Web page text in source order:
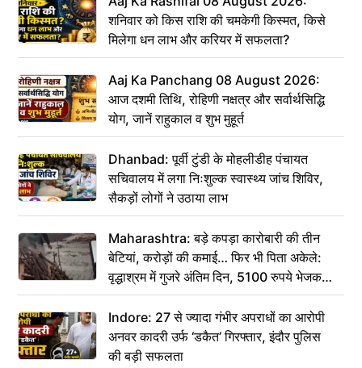
शनिवार को किस राशि की चमकेगी किस्मत, किसे
मिलेगा धन लाभ और करियर में सफलता?
Aaj Ka Panchang 08 August 2026:
आज दशमी तिथि, रोहिणी नक्षत्र और सर्वार्थसिद्धि
योग, जानें राहुकाल व शुभ मुहूर्त
Dhanbad: पूर्वी टुंडी के मोहलीडीह पंचायत
सचिवालय में लगा निःशुल्क स्वास्थ्य जांच शिविर,
सैकड़ों लोगों ने उठाया लाभ
Maharashtra: बड़े कपड़ा कारोबारी की तीन
बेटियां, करोड़ों की कमाई… फिर भी पिता अकेले:
वृद्धाश्रम में गुजरे अंतिम दिन, 5100 रुपये भेजकर
कहा– अंतिम संस्कार कर दीजिए हम नहीं आ पाएंगे
Indore: 27 से ज्यादा गंभीर अपराधों का आरोपी
अनवर कादरी उर्फ ‘डकैत’ गिरफ्तार, इंदौर पुलिस
की बड़ी सफलता